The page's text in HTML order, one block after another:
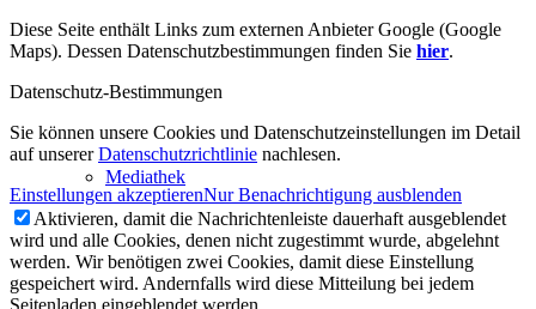
Mediathek
Diese Seite enthält Links zum externen Anbieter Google (Google
Maps). Dessen Datenschutzbestimmungen finden Sie hier.
Datenschutz-Bestimmungen
Sie können unsere Cookies und Datenschutzeinstellungen im Detail
auf unsererDatenschutzrichtlinie nachlesen.
Einstellungen akzeptierenNur Benachrichtigung ausblenden
Aktivieren, damit die Nachrichtenleiste dauerhaft ausgeblendet
wird und alle Cookies, denen nicht zugestimmt wurde, abgelehnt
werden. Wir benötigen zwei Cookies, damit diese Einstellung
gespeichert wird. Andernfalls wird diese Mitteilung bei jedem
Seitenladen eingeblendet werden.